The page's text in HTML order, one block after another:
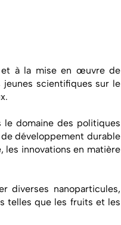
à la mise en œuvre de
scientifiques sur le
le domaine des politiques
développement durable
les innovations en matière
diverses nanoparticules,
telles que les fruits et les